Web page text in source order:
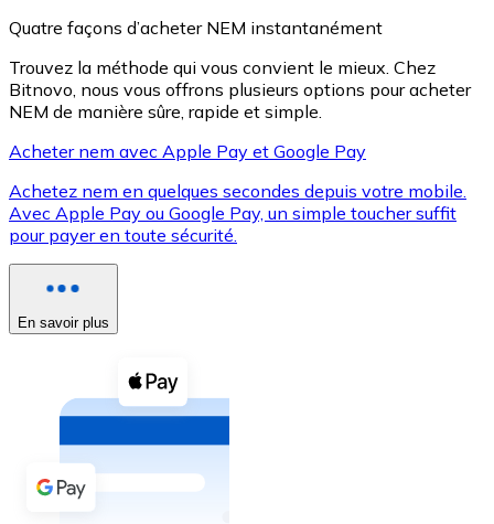
XRP
XRP
Voir toutes
Coupons crypto
Achetez des cryptomonnaies en espèces et d'autres
Acheter avec espèces
Virement SEPA
Quatre façons d’acheter NEM instantanément
Trouvez la méthode qui vous convient le mieux. Chez
Bitnovo, nous vous offrons plusieurs options pour acheter
NEM de manière sûre, rapide et simple.
Acheter nem avec Apple Pay et Google Pay
Achetez nem en quelques secondes depuis votre mobile.
Avec Apple Pay ou Google Pay, un simple toucher suffit
pour payer en toute sécurité.
En savoir plus